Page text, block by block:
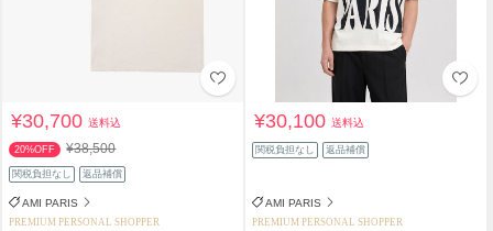
¥30,700送料込
20%OFF ¥38,500
関税負担なし 返品補償
AMI PARIS
PREMIUM PERSONAL SHOPPER
¥30,100送料込
関税負担なし 返品補償
AMI PARIS
PREMIUM PERSONAL SHOPPER